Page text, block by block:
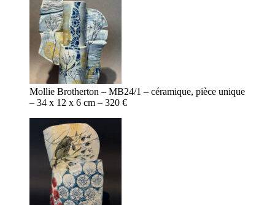
Mollie Brotherton – MB24/1 – céramique, pièce unique
– 34 x 12 x 6 cm – 320 €